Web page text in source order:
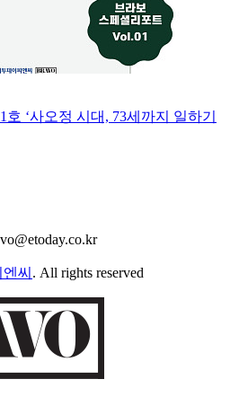
호 ‘사오정 시대, 73세까지 일하기
씨 . All rights reserved